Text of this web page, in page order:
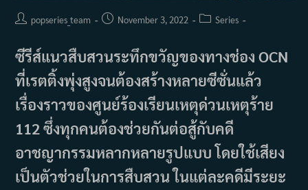
Postpopseries_team
PostNovember 3, 2022
PostSeries
ซีรีส์แนวสืบสวนระทึกขวัญของทางช่อง OCN
ที่เรตติ้งพุ่งสูงจนต้องสร้างหลายซีซั่นแล้ว
เรื่องราวของศูนย์ร้องเรียนเหตุด่วนเหตุร้าย
112 ซึ่งทุกคนต้องช่วยกันต่อสู้กับคดี
อาชญากรรมหลากหลายรูปแบบ โดยใช้เสียง
เป็นตัวช่วยในการสืบสวน ในแต่ละคดีมีระยะ